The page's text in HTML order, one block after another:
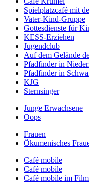
Spielplatzcafé mit
Vater-Kind-Gruppe
Gottesdienste für
KESS-Erziehen
Jugendclub
Auf dem Gelände
Pfadfinder in
Pfadfinder in
KJG
Sternsinger
Junge Erwachsene
Oops
Frauen
Ökumenisches
Café mobile
Café mobile
Café mobile im Film